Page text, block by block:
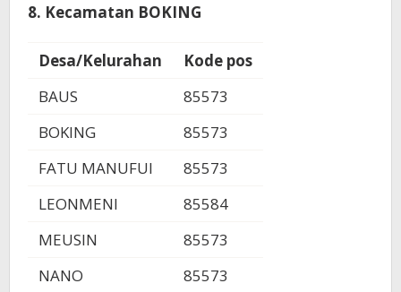
8. Kecamatan BOKING
Desa/Kelurahan
Kode pos
BAUS
85573
BOKING
85573
FATU MANUFUI
85573
LEONMENI
85584
MEUSIN
85573
NANO
85573